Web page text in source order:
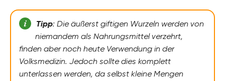
Tipp: Die äußerst giftigen Wurzeln werden von
niemandem als Nahrungsmittel verzehrt,
finden aber noch heute Verwendung in der
Volksmedizin. Jedoch sollte dies komplett
unterlassen werden, da selbst kleine Mengen